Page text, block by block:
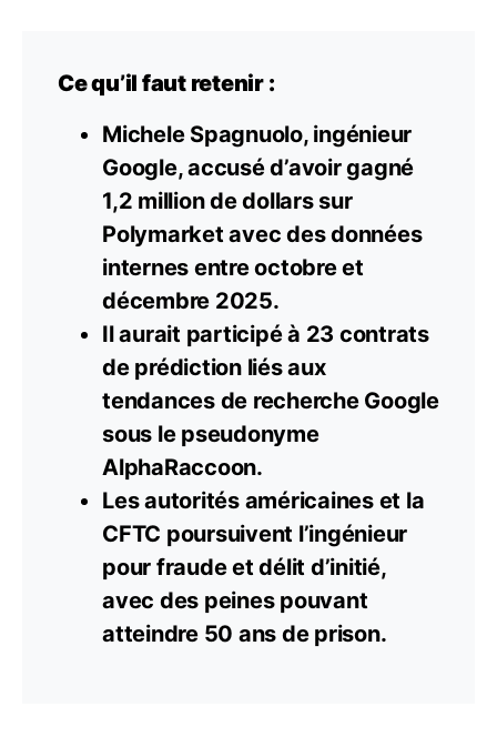
Ce qu’il faut retenir :
Michele Spagnuolo, ingénieur
Google, accusé d’avoir gagné
1,2 million de dollars sur
Polymarket avec des données
internes entre octobre et
décembre 2025.
Il aurait participé à 23 contrats
de prédiction liés aux
tendances de recherche Google
sous le pseudonyme
AlphaRaccoon.
Les autorités américaines et la
CFTC poursuivent l’ingénieur
pour fraude et délit d’initié,
avec des peines pouvant
atteindre 50 ans de prison.